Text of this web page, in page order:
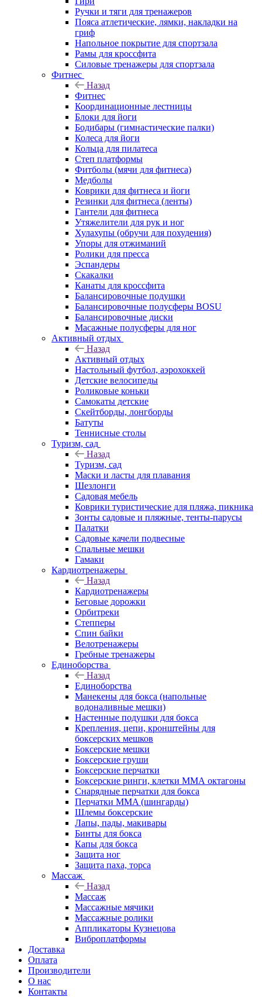
Ручки и тяги для тренажеров
Пояса атлетические, лямки, накладки на
гриф
Напольное покрытие для спортзала
Рамы для кроссфита
Силовые тренажеры для спортзала
Фитнес
Назад
Фитнес
Координационные лестницы
Блоки для йоги
Бодибары (гимнастические палки)
Колеса для йоги
Кольца для пилатеса
Степ платформы
Фитболы (мячи для фитнеса)
Медболы
Коврики для фитнеса и йоги
Резинки для фитнеса (ленты)
Гантели для фитнеса
Утяжелители для рук и ног
Хулахупы (обручи для похудения)
Упоры для отжиманий
Ролики для пресса
Эспандеры
Скакалки
Канаты для кроссфита
Балансировочные подушки
Балансировочные полусферы BOSU
Балансировочные диски
Масажные полусферы для ног
Активный отдых
Назад
Активный отдых
Настольный футбол, аэрохоккей
Детские велосипеды
Роликовые коньки
Самокаты детские
Скейтборды, лонгборды
Батуты
Теннисные столы
Туризм, сад
Назад
Туризм, сад
Маски и ласты для плавания
Шезлонги
Садовая мебель
Коврики туристические для пляжа, пикника
Зонты садовые и пляжные, тенты-парусы
Палатки
Садовые качели подвесные
Спальные мешки
Гамаки
Кардиотренажеры
Назад
Кардиотренажеры
Беговые дорожки
Орбитреки
Степперы
Спин байки
Велотренажеры
Гребные тренажеры
Единоборства
Назад
Единоборства
Манекены для бокса (напольные
водоналивные мешки)
Настенные подушки для бокса
Крепления, цепи, кронштейны для
боксерских мешков
Боксерские мешки
Боксерские груши
Боксерские перчатки
Боксерские ринги, клетки ММА октагоны
Снарядные перчатки для бокса
Перчатки MMA (шингарды)
Шлемы боксерские
Лапы, пады, макивары
Бинты для бокса
Капы для бокса
Защита ног
Защита паха, торса
Массаж
Назад
Массаж
Массажные мячики
Массажные ролики
Аппликаторы Кузнецова
Виброплатформы
Доставка
Оплата
Производители
О нас
Контакты